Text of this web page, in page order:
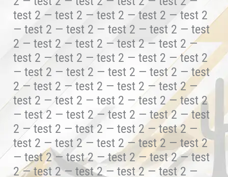
test 2 — test 2 — test 2 — test 2 — test 2
— test 2 — test 2 — test 2 — test 2 — test
2 — test 2 — test 2 — test 2 — test 2 —
test 2 — test 2 — test 2 — test 2 — test 2
— test 2 — test 2 — test 2 — test 2 — test
2 — test 2 — test 2 — test 2 — test 2 —
test 2 — test 2 — test 2 — test 2 — test 2
— test 2 — test 2 — test 2 — test 2 — test
2 — test 2 — test 2 — test 2 — test 2 —
test 2 — test 2 — test 2 — test 2 — test 2
— test 2 — test 2 — test 2 — test 2 — test
2 — test 2 — test 2 — test 2 — test 2 —